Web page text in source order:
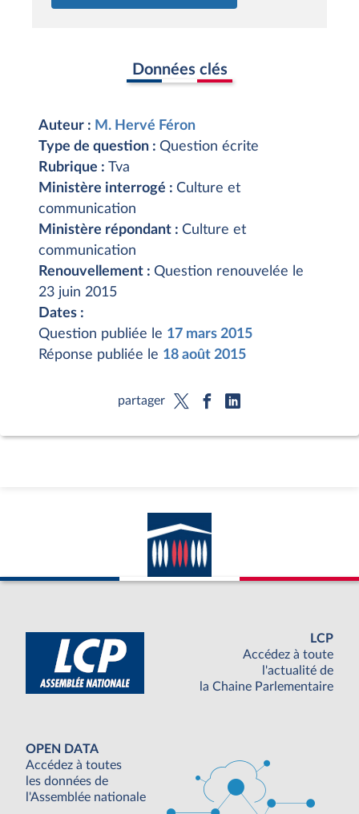
Données clés
Auteur : M. Hervé Féron
Type de question : Question écrite
Rubrique : Tva
Ministère interrogé : Culture et
communication
Ministère répondant : Culture et
communication
Renouvellement : Question renouvelée le
23 juin 2015
Dates :
Question publiée le 17 mars 2015
Réponse publiée le 18 août 2015
partager
LCP
Accédez à toute
l'actualité de
la Chaine Parlementaire
OPEN DATA
Accédez à toutes
les données de
l'Assemblée nationale